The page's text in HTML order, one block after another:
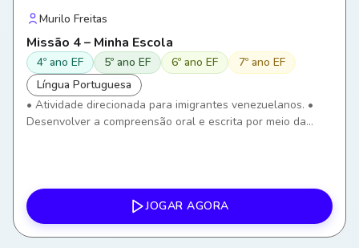
Murilo Freitas
Missão 4 – Minha Escola
4º ano EF 5º ano EF 6º ano EF
7º ano EF
Língua Portuguesa
• Atividade direcionada para imigrantes venezuelanos. •
Desenvolver a compreensão oral e escrita por meio da
Utilizar o português em situações reais de convivência
escolar. • Desenvolver autonomia para comunicar
necessidades dentro da escola. • Utilizar tecnologias
digitais como ferramenta de aprendizagem.
JOGAR AGORA